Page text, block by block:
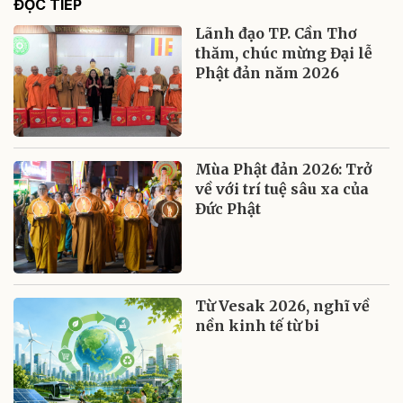
ĐỌC TIẾP
Lãnh đạo TP. Cần Thơ
thăm, chúc mừng Đại lễ
Phật đản năm 2026
Mùa Phật đản 2026: Trở
về với trí tuệ sâu xa của
Đức Phật
Từ Vesak 2026, nghĩ về
nền kinh tế từ bi